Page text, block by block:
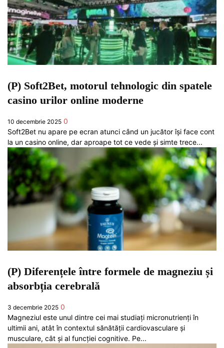
(P) Soft2Bet, motorul tehnologic din spatele
casino urilor online moderne
10 decembrie 2025 0
Soft2Bet nu apare pe ecran atunci când un jucător își face cont
la un casino online, dar aproape tot ce vede și simte trece...
(P) Diferențele între formele de magneziu și
absorbția cerebrală
3 decembrie 2025 0
Magneziul este unul dintre cei mai studiați micronutrienți în
ultimii ani, atât în contextul sănătății cardiovasculare și
musculare, cât și al funcției cognitive. Pe...